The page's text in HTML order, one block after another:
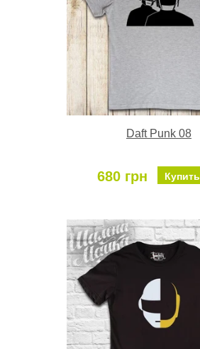
Daft Punk 08
680 грн Купить